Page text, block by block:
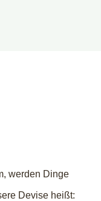
werden Dinge
Devise heißt: